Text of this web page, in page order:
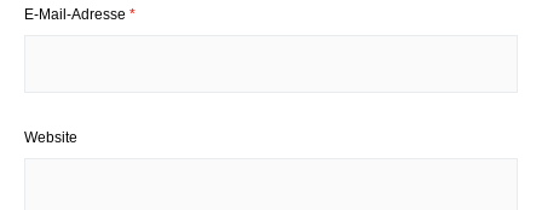
E-Mail-Adresse *
Website